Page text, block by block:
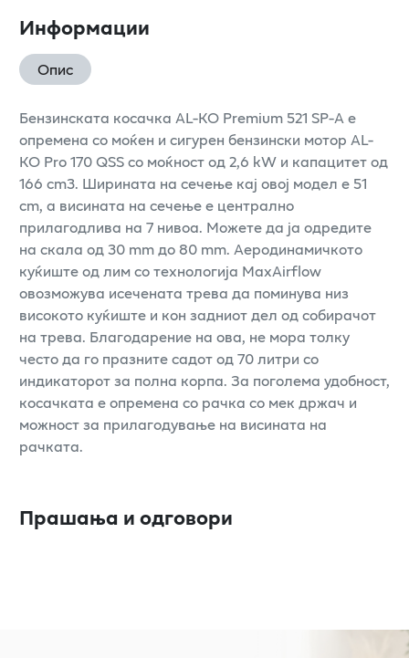
Информации
Опис
Бензинската косачка AL-KO Premium 521 SP-A е
опремена со моќен и сигурен бензински мотор AL-
KO Pro 170 QSS со моќност од 2,6 kW и капацитет од
166 cm3. Ширината на сечење кај овој модел е 51
cm, а висината на сечење е централно
прилагодлива на 7 нивоа. Можете да ја одредите
на скала од 30 mm до 80 mm. Аеродинамичкото
куќиште од лим со технологија MaxAirflow
овозможува исечената трева да поминува низ
високото куќиште и кон задниот дел од собирачот
на трева. Благодарение на ова, не мора толку
често да го празните садот од 70 литри со
индикаторот за полна корпа. За поголема удобност,
косачката е опремена со рачка со мек држач и
можност за прилагодување на висината на
рачката.
Прашања и одговори